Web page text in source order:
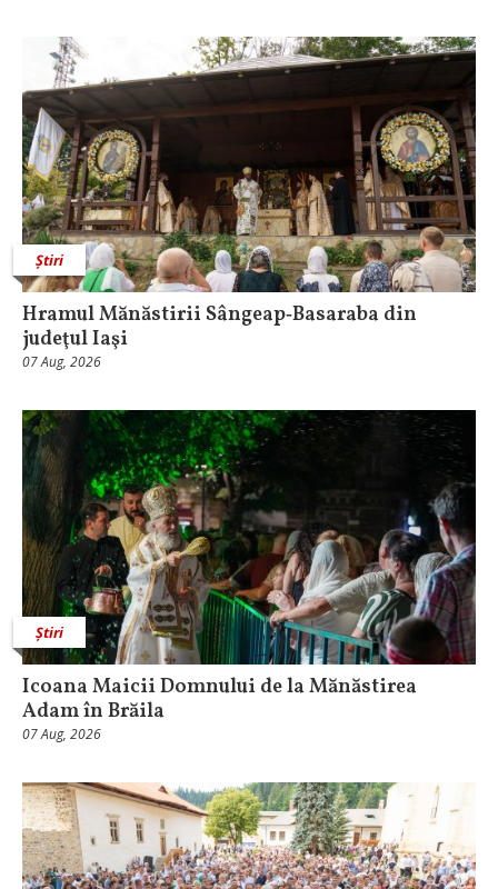
Știri
Hramul Mănăstirii Sângeap‑Basaraba din
judeţul Iaşi
07 Aug, 2026
Știri
Icoana Maicii Domnului de la Mănăstirea
Adam în Brăila
07 Aug, 2026